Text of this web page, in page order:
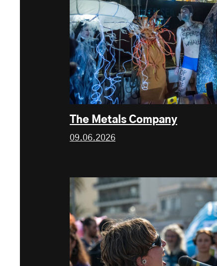
The Metals Company
09.06.2026